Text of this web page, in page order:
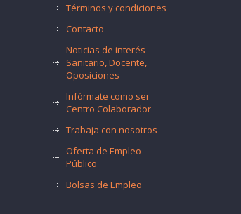
Términos y condiciones
Contacto
Noticias de interés
Sanitario, Docente,
Oposiciones
Infórmate como ser
Centro Colaborador
Trabaja con nosotros
Oferta de Empleo
Público
Bolsas de Empleo